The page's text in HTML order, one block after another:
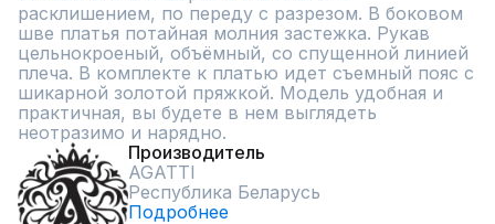
расклишением, по переду с разрезом. В боковом
шве платья потайная молния застежка. Рукав
цельнокроеный, объёмный, со спущенной линией
плеча. В комплекте к платью идет съемный пояс с
шикарной золотой пряжкой. Модель удобная и
практичная, вы будете в нем выглядеть
неотразимо и нарядно.
Производитель
AGATTI
Республика Беларусь
Подробнее